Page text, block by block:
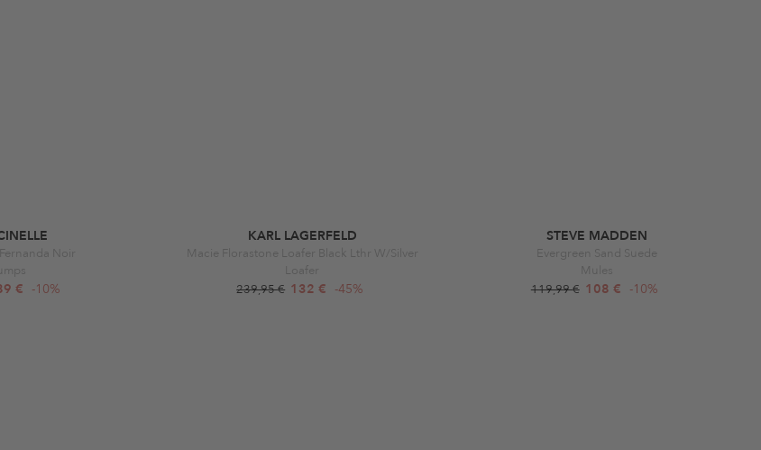
Noir
€ -10%
KARL LAGERFELD
Macie Florastone Loafer Black Lthr W/Silver
Loafer
239,95 € 132 € -45%
STEVE MADDEN
Evergreen Sand Suede
Mules
119,99 € 108 € -10%